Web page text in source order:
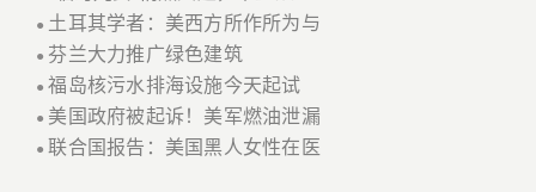
● 土耳其学者：美西方所作所为与
● 芬兰大力推广绿色建筑
●福岛核污水排海设施今天起试
● 美国政府被起诉！美军燃油泄漏
●联合国报告：美国黑人女性在医